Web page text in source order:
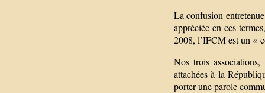
La confusion
appréciée en ces
2008, l’IFCM est un «
Nos trois
attachées à la
porter une parole